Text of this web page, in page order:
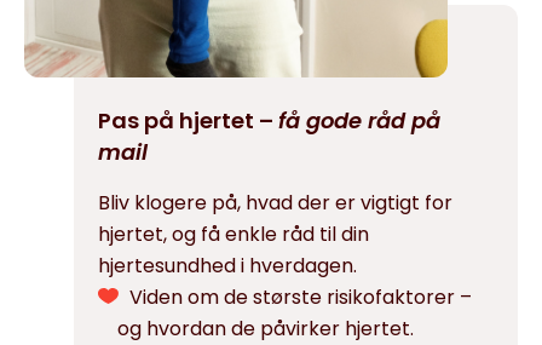
Pas på hjertet – få gode råd på
mail
Bliv klogere på, hvad der er vigtigt for
hjertet, og få enkle råd til din
hjertesundhed i hverdagen.
Viden om de største risikofaktorer –
og hvordan de påvirker hjertet.